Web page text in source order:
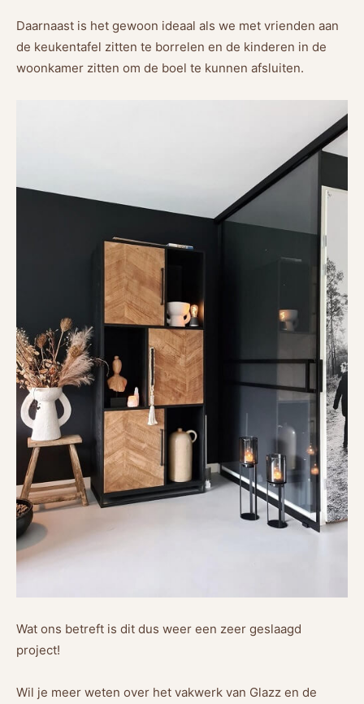
Daarnaast is het gewoon ideaal als we met vrienden aan
de keukentafel zitten te borrelen en de kinderen in de
woonkamer zitten om de boel te kunnen afsluiten.
Wat ons betreft is dit dus weer een zeer geslaagd
project!
Wil je meer weten over het vakwerk van Glazz en de